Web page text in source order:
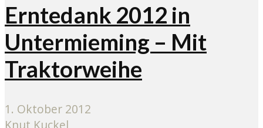
Erntedank 2012 in
Untermieming – Mit
Traktorweihe
1. Oktober 2012
Knut Kuckel